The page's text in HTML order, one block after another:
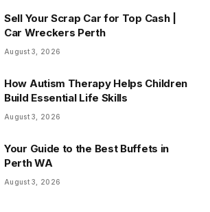
Sell Your Scrap Car for Top Cash |
Car Wreckers Perth
August 3, 2026
How Autism Therapy Helps Children
Build Essential Life Skills
August 3, 2026
Your Guide to the Best Buffets in
Perth WA
August 3, 2026